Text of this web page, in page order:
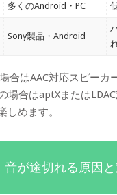
多くのAndroid・PC
Sony製品・Android
合はAAC対応スピーカ
場合はaptXまたは
しめます。
音が途切れる原因